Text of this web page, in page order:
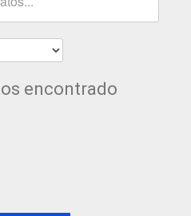
encontrado